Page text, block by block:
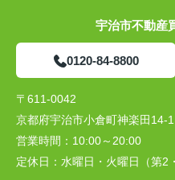
宇治市不動産
0120-84-8800
〒611-0042
京都府宇治市小倉町神楽田14-1
営業時間： 10:00～20:00
定休日： 水曜日・火曜日（第2